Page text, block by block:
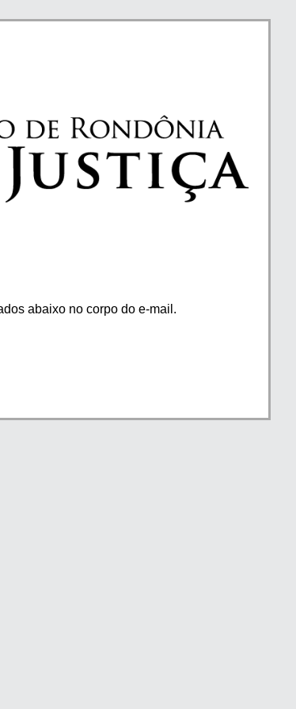
abaixo no corpo do e-mail.